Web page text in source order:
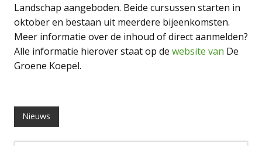
Landschap aangeboden. Beide cursussen starten in
oktober en bestaan uit meerdere bijeenkomsten.
Meer informatie over de inhoud of direct aanmelden?
Alle informatie hierover staat op de website van De
Groene Koepel.
Nieuws